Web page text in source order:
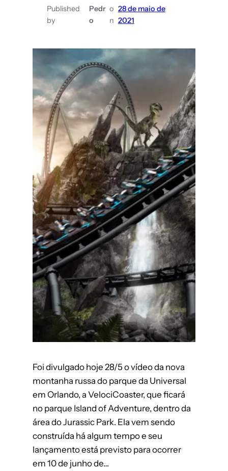
Published
by
Pedr
o
o
n
28 de maio de
2021
Foi divulgado hoje 28/5 o vídeo da nova
montanha russa do parque da Universal
em Orlando, a VelociCoaster, que ficará
no parque Island of Adventure, dentro da
área do Jurassic Park. Ela vem sendo
construída há algum tempo e seu
lançamento está previsto para ocorrer
em 10 de junho de…